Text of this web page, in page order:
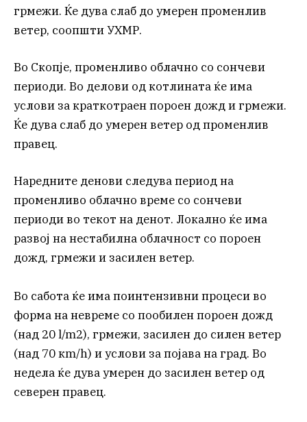
грмежи. Ќе дува слаб до умерен променлив
ветер, соопшти УХМР.
Во Скопје, променливо облачно со сончеви
периоди. Во делови од котлината ќе има
услови за краткотраен пороен дожд и грмежи.
Ќе дува слаб до умерен ветер од променлив
правец.
Наредните денови следува период на
променливо облачно време со сончеви
периоди во текот на денот. Локално ќе има
развој на нестабилна облачност со пороен
дожд, грмежи и засилен ветер.
Во сабота ќе има поинтензивни процеси во
форма на невреме со пообилен пороен дожд
(над 20 l/m2), грмежи, засилен до силен ветер
(над 70 кm/h) и услови за појава на град. Во
недела ќе дува умерен до засилен ветер од
северен правец.